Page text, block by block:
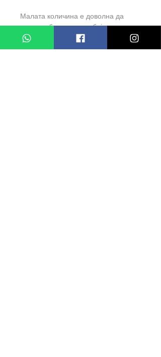
Малата количина е доволна да
создаде богатство на боја и арома,
па затоа се препорачува
внимателно дозирање.